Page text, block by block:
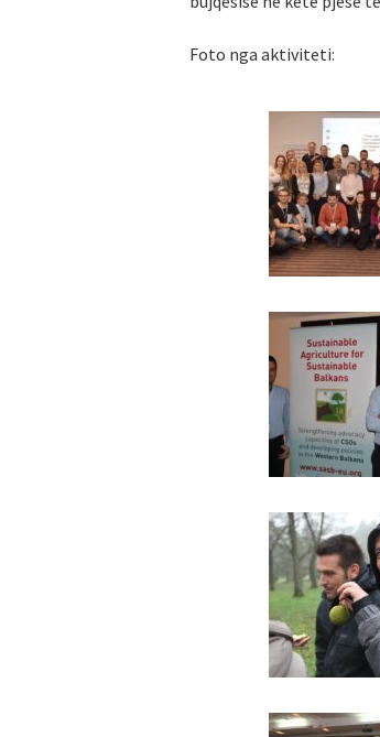
Foto nga aktiviteti: